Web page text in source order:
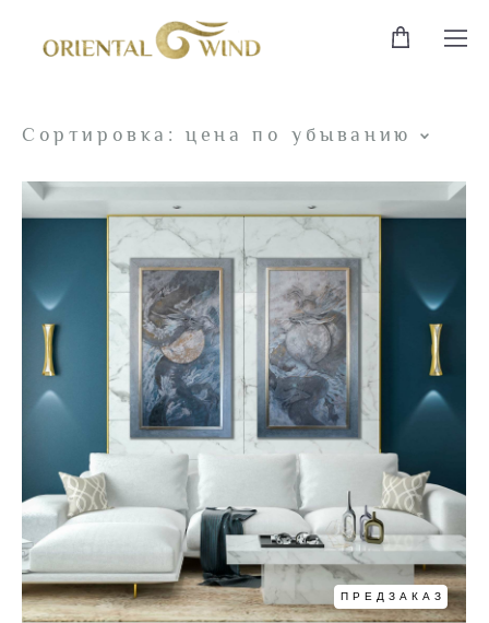
Сортировка: цена по убыванию
ПРЕДЗАКАЗ